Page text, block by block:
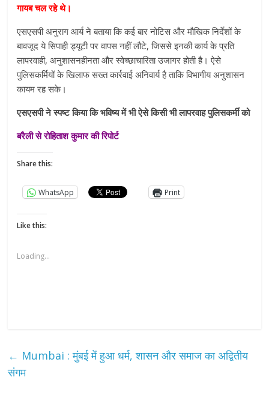
गायब चल रहे थे।
एसएसपी अनुराग आर्य ने बताया कि कई बार नोटिस और मौखिक निर्देशों के
बावजूद ये सिपाही ड्यूटी पर वापस नहीं लौटे, जिससे इनकी कार्य के प्रति
लापरवाही, अनुशासनहीनता और स्वेच्छाचारिता उजागर होती है। ऐसे
पुलिसकर्मियों के खिलाफ सख्त कार्रवाई अनिवार्य है ताकि विभागीय अनुशासन
कायम रह सके।
एसएसपी ने स्पष्ट किया कि भविष्य में भी ऐसे किसी भी लापरवाह पुलिसकर्मी को
बरैली से रोहिताश कुमार की रिपोर्ट
Share this:
WhatsApp Print
Like this:
Loading...
← Mumbai : मुंबई में हुआ धर्म, शासन और समाज का अद्वितीय
संगम